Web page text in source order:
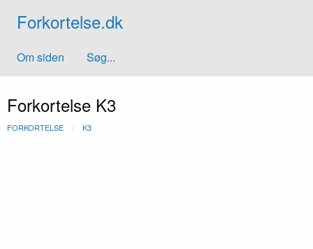
Forkortelse.dk
Om siden Søg...
Forkortelse K3
FORKORTELSE K3